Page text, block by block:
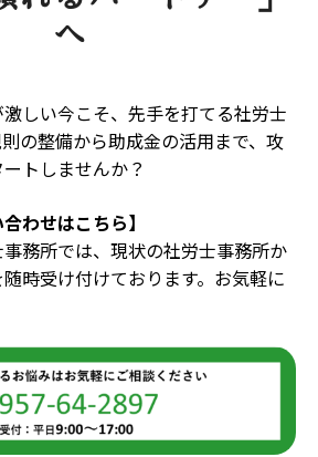
へ
しい今こそ、先手を打てる社労士
の整備から助成金の活用まで、攻
トしませんか？
わせはこちら】
務所では、現状の社労士事務所か
時受け付けております。お気軽に